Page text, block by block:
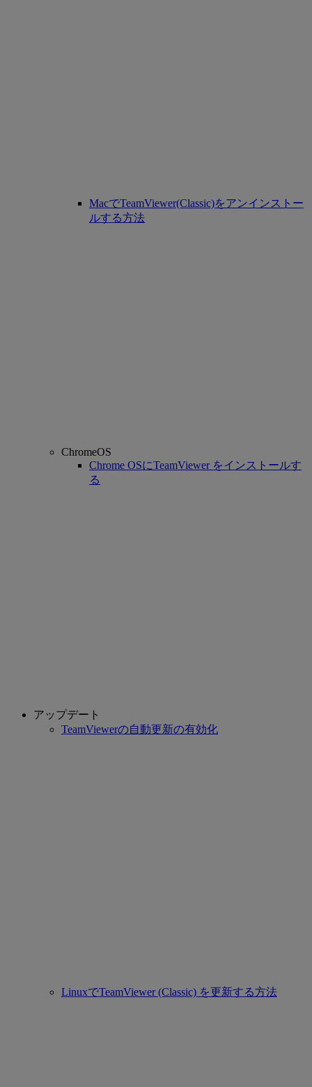
MacでTeamViewer(Classic)をアンインストー
ルする方法
ChromeOS
Chrome OSにTeamViewer をインストールす
る
アップデート
TeamViewerの自動更新の有効化
LinuxでTeamViewer (Classic) を更新する方法